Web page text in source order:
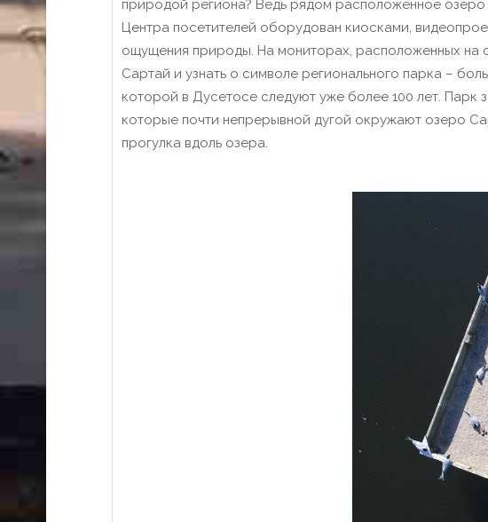
природой региона? Ведь рядом расположенное
Центра посетителей оборудован киосками,
ощущения природы. На мониторах, расположенных на
Сартай и узнать о символе регионального парка –
которой в Дусетосе следуют уже более 100 лет. Парк
которые почти непрерывной дугой окружают озеро
прогулка вдоль озера.